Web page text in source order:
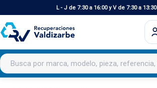
L - J de 7:30 a 16:00 y V de 7:30 a 13:30
Buscar productos